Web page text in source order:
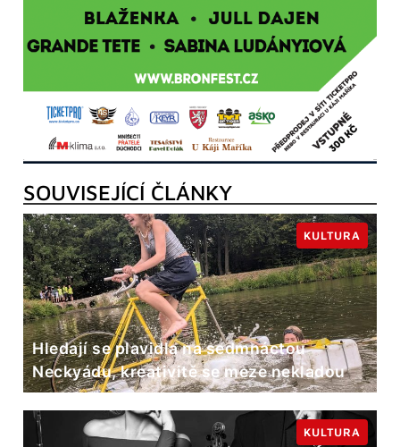
SOUVISEJÍCÍ ČLÁNKY
Hledají se plavidla na sedmnáctou
Neckyádu, kreativitě se meze nekladou
KULTURA
KULTURA